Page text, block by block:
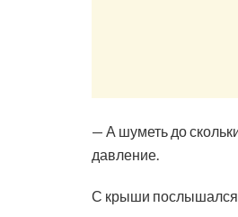
— А шуметь до
давление.
С крыши